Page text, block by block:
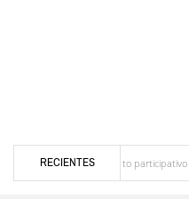
RECIENTES
del presupuesto participativo del